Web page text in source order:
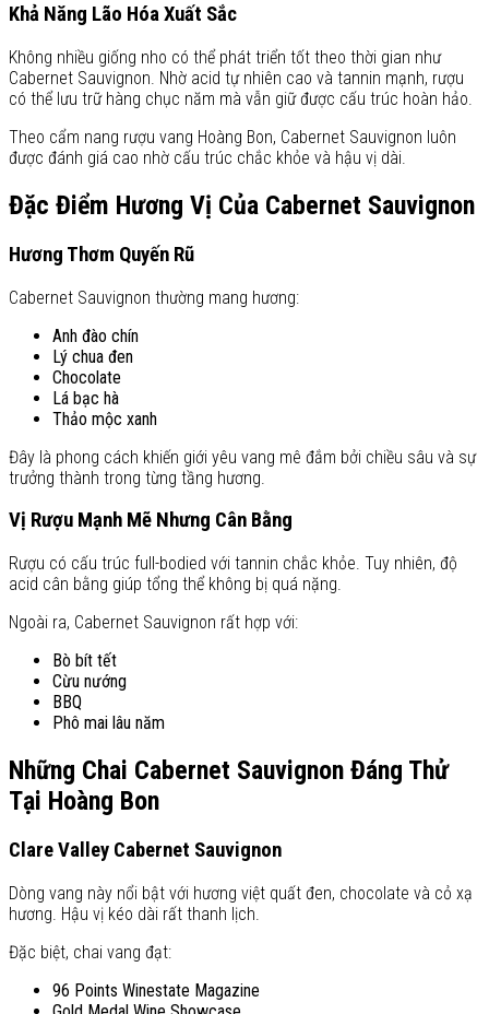
Khả Năng Lão Hóa Xuất Sắc
Không nhiều giống nho có thể phát triển tốt theo thời gian như
Cabernet Sauvignon. Nhờ acid tự nhiên cao và tannin mạnh, rượu
có thể lưu trữ hàng chục năm mà vẫn giữ được cấu trúc hoàn hảo.
Theo cẩm nang rượu vang Hoàng Bon, Cabernet Sauvignon luôn
được đánh giá cao nhờ cấu trúc chắc khỏe và hậu vị dài.
Đặc Điểm Hương Vị Của Cabernet Sauvignon
Hương Thơm Quyến Rũ
Cabernet Sauvignon thường mang hương:
Anh đào chín
Lý chua đen
Chocolate
Lá bạc hà
Thảo mộc xanh
Đây là phong cách khiến giới yêu vang mê đắm bởi chiều sâu và sự
trưởng thành trong từng tầng hương.
Vị Rượu Mạnh Mẽ Nhưng Cân Bằng
Rượu có cấu trúc full-bodied với tannin chắc khỏe. Tuy nhiên, độ
acid cân bằng giúp tổng thể không bị quá nặng.
Ngoài ra, Cabernet Sauvignon rất hợp với:
Bò bít tết
Cừu nướng
BBQ
Phô mai lâu năm
Những Chai Cabernet Sauvignon Đáng Thử
Tại Hoàng Bon
Clare Valley Cabernet Sauvignon
Dòng vang này nổi bật với hương việt quất đen, chocolate và cỏ xạ
hương. Hậu vị kéo dài rất thanh lịch.
Đặc biệt, chai vang đạt:
96 Points Winestate Magazine